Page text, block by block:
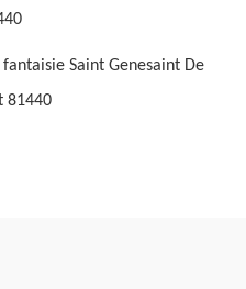
Saint Genesaint De
81440